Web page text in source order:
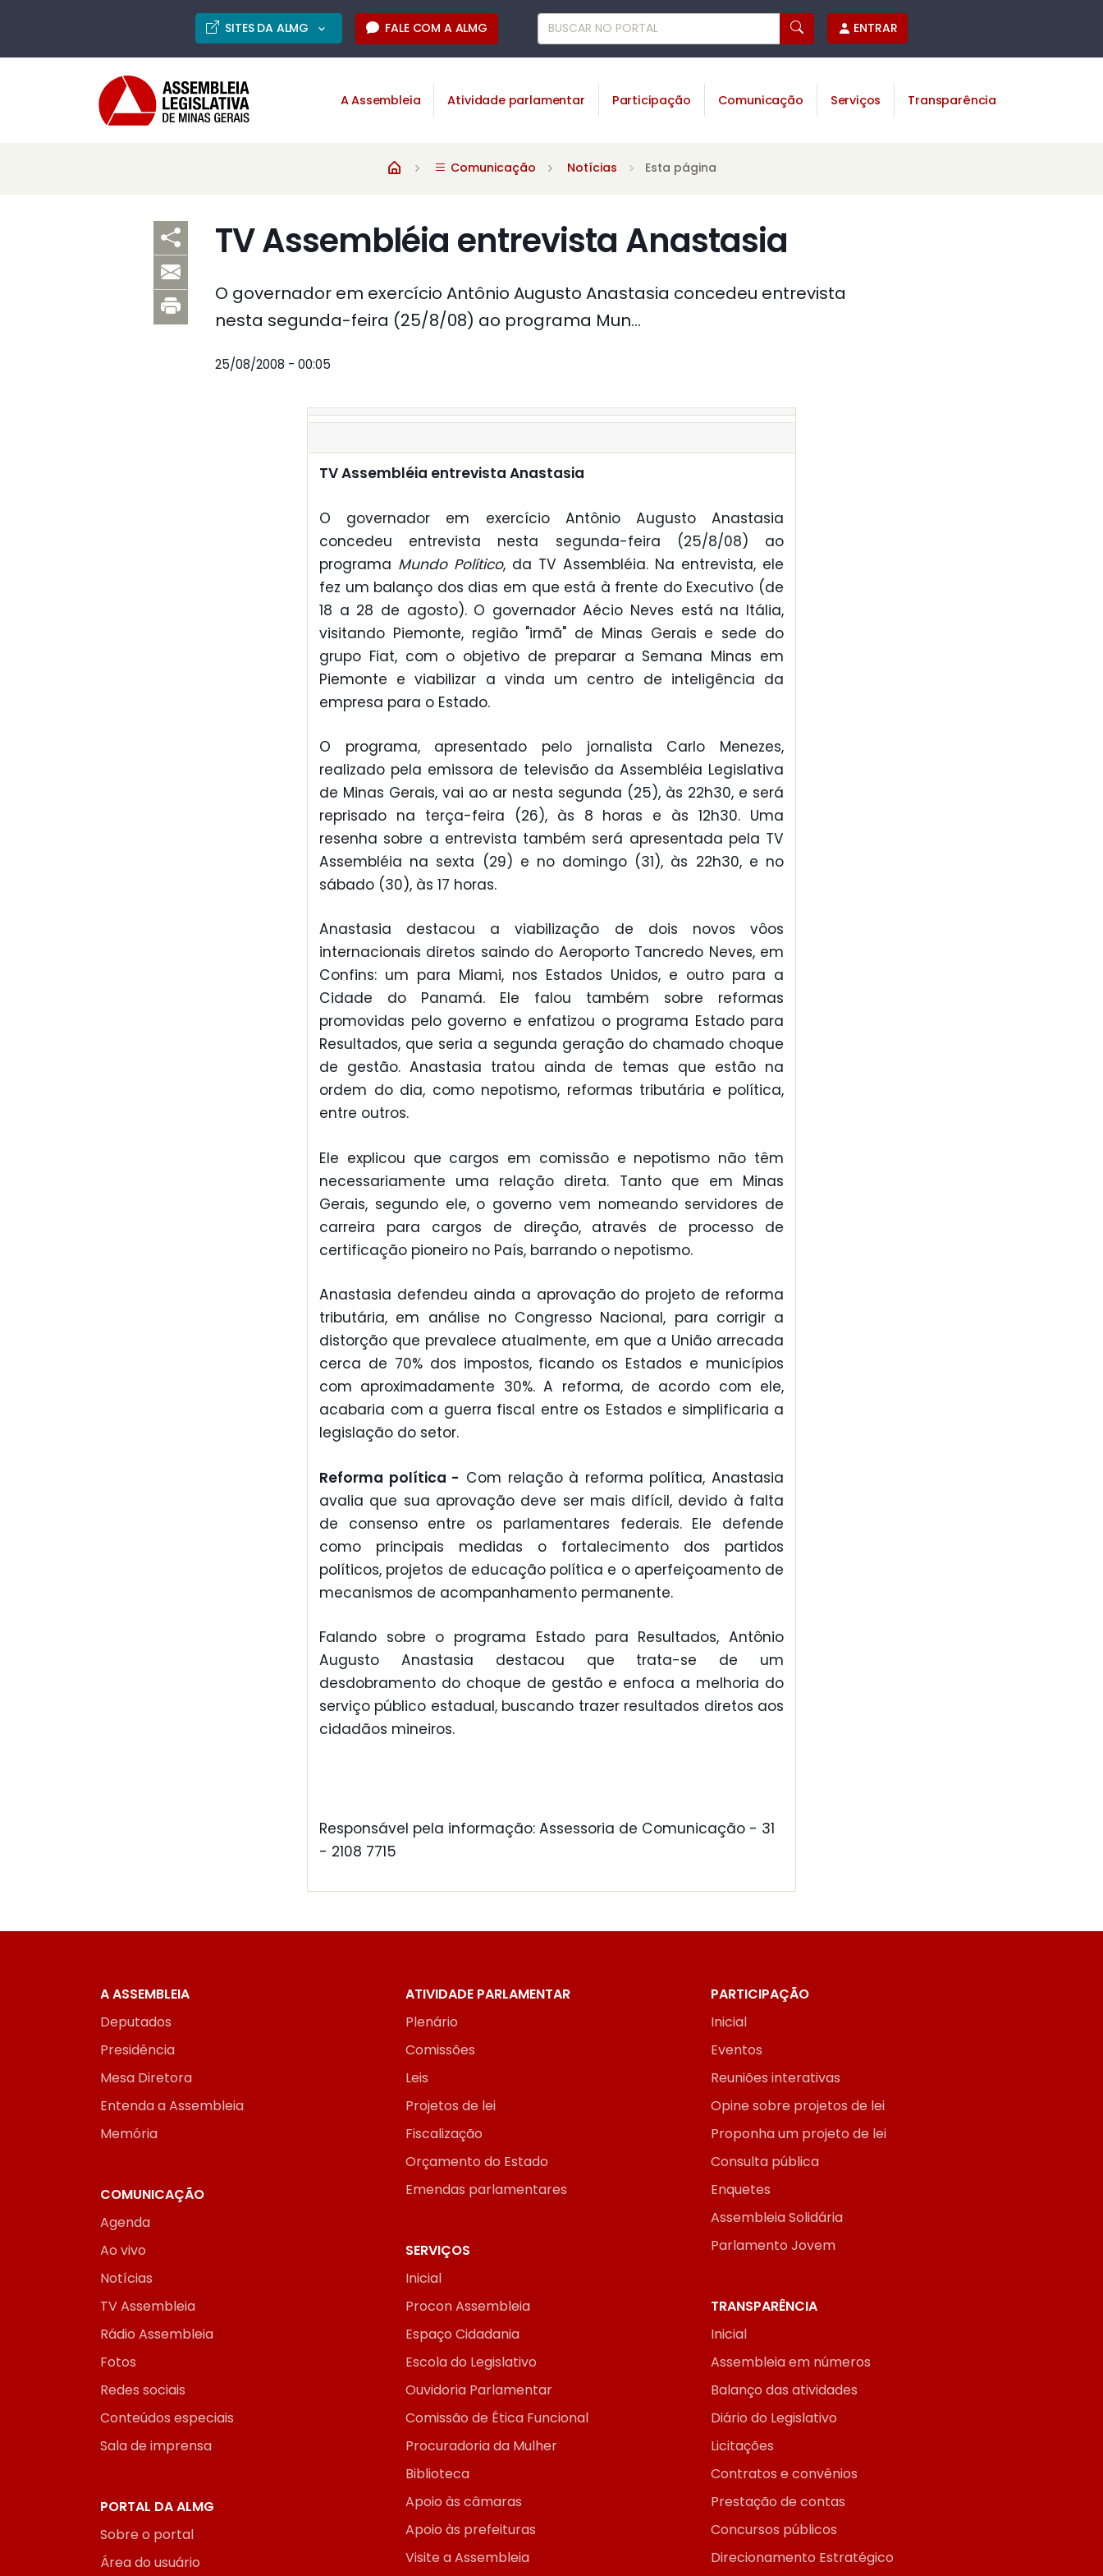
SITES DA ALMG FALE COM A ALMG ENTRAR
A Assembleia Atividade parlamentar Participação Comunicação Serviços Transparência
Comunicação Notícias Esta página
TV Assembléia entrevista Anastasia
O governador em exercício Antônio Augusto Anastasia concedeu entrevista
nesta segunda-feira (25/8/08) ao programa Mun...
25/08/2008 - 00:05
TV Assembléia entrevista Anastasia
O governador em exercício Antônio Augusto Anastasia
concedeu entrevista nesta segunda-feira (25/8/08) ao
programa Mundo Político, da TV Assembléia. Na entrevista, ele
fez um balanço dos dias em que está à frente do Executivo (de
18 a 28 de agosto). O governador Aécio Neves está na Itália,
visitando Piemonte, região "irmã" de Minas Gerais e sede do
grupo Fiat, com o objetivo de preparar a Semana Minas em
Piemonte e viabilizar a vinda um centro de inteligência da
empresa para o Estado.
O programa, apresentado pelo jornalista Carlo Menezes,
realizado pela emissora de televisão da Assembléia Legislativa
de Minas Gerais, vai ao ar nesta segunda (25), às 22h30, e será
reprisado na terça-feira (26), às 8 horas e às 12h30. Uma
resenha sobre a entrevista também será apresentada pela TV
Assembléia na sexta (29) e no domingo (31), às 22h30, e no
sábado (30), às 17 horas.
Anastasia destacou a viabilização de dois novos vôos
internacionais diretos saindo do Aeroporto Tancredo Neves, em
Confins: um para Miami, nos Estados Unidos, e outro para a
Cidade do Panamá. Ele falou também sobre reformas
promovidas pelo governo e enfatizou o programa Estado para
Resultados, que seria a segunda geração do chamado choque
de gestão. Anastasia tratou ainda de temas que estão na
ordem do dia, como nepotismo, reformas tributária e política,
entre outros.
Ele explicou que cargos em comissão e nepotismo não têm
necessariamente uma relação direta. Tanto que em Minas
Gerais, segundo ele, o governo vem nomeando servidores de
carreira para cargos de direção, através de processo de
certificação pioneiro no País, barrando o nepotismo.
Anastasia defendeu ainda a aprovação do projeto de reforma
tributária, em análise no Congresso Nacional, para corrigir a
distorção que prevalece atualmente, em que a União arrecada
cerca de 70% dos impostos, ficando os Estados e municípios
com aproximadamente 30%. A reforma, de acordo com ele,
acabaria com a guerra fiscal entre os Estados e simplificaria a
legislação do setor.
Reforma política - Com relação à reforma política, Anastasia
avalia que sua aprovação deve ser mais difícil, devido à falta
de consenso entre os parlamentares federais. Ele defende
como principais medidas o fortalecimento dos partidos
políticos, projetos de educação política e o aperfeiçoamento de
mecanismos de acompanhamento permanente.
Falando sobre o programa Estado para Resultados, Antônio
Augusto Anastasia destacou que trata-se de um
desdobramento do choque de gestão e enfoca a melhoria do
serviço público estadual, buscando trazer resultados diretos aos
cidadãos mineiros.
Responsável pela informação: Assessoria de Comunicação - 31
- 2108 7715
A ASSEMBLEIA
Deputados
Presidência
Mesa Diretora
Entenda a Assembleia
Memória
ATIVIDADE PARLAMENTAR
Plenário
Comissões
Leis
Projetos de lei
Fiscalização
Orçamento do Estado
Emendas parlamentares
PARTICIPAÇÃO
Inicial
Eventos
Reuniões interativas
Opine sobre projetos de lei
Proponha um projeto de lei
Consulta pública
Enquetes
Assembleia Solidária
Parlamento Jovem
COMUNICAÇÃO
Agenda
Ao vivo
Notícias
TV Assembleia
Rádio Assembleia
Fotos
Redes sociais
Conteúdos especiais
Sala de imprensa
SERVIÇOS
Inicial
Procon Assembleia
Espaço Cidadania
Escola do Legislativo
Ouvidoria Parlamentar
Comissão de Ética Funcional
Procuradoria da Mulher
Biblioteca
Apoio às câmaras
Apoio às prefeituras
Visite a Assembleia
TRANSPARÊNCIA
Inicial
Assembleia em números
Balanço das atividades
Diário do Legislativo
Licitações
Contratos e convênios
Prestação de contas
Concursos públicos
Direcionamento Estratégico
PORTAL DA ALMG
Sobre o portal
Área do usuário